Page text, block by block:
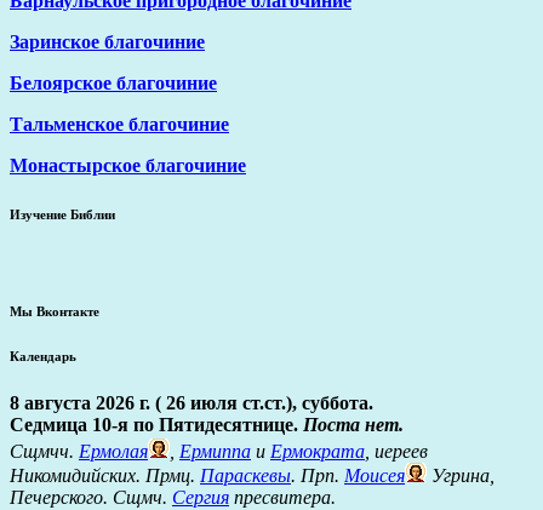
Заринское благочиние
Белоярское благочиние
Тальменское благочиние
Монастырское благочиние
Изучение Библии
Мы Вконтакте
Календарь
8 августа 2026 г. ( 26 июля ст.ст.), суббота.
Седмица 10-я по Пятидесятнице. Поста нет.
Сщмчч. Ермолая , Ермиппа и Ермократа, иереев
Никомидийских. Прмц. Параскевы. Прп. Моисея
Угрина,
Печерского. Сщмч. Сергия пресвитера.